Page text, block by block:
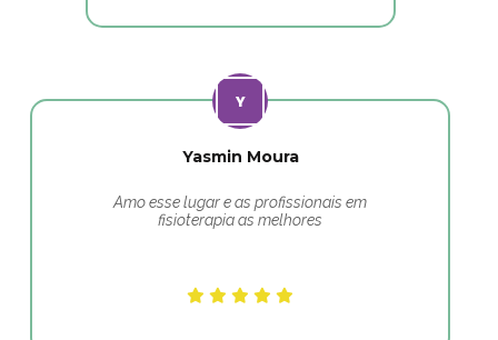
Yasmin Moura
Amo esse lugar e as profissionais em
fisioterapia as melhores